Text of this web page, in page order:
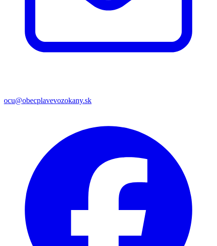
ocu@obecplavevozokany.sk